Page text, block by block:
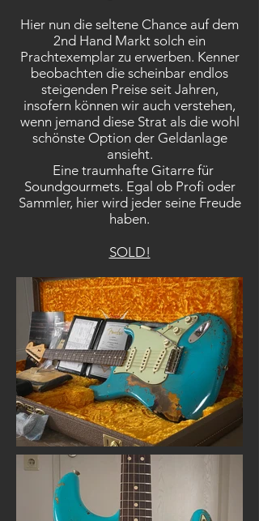
Hier nun die seltene Chance auf dem
2nd Hand Markt solch ein
Prachtexemplar zu erwerben. Kenner
beobachten die scheinbar endlos
steigenden Preise seit Jahren,
insofern können wir auch verstehen,
wenn jemand diese Strat als die wohl
schönste Option der Geldanlage
ansieht.
Eine traumhafte Gitarre für
Soundgourmets. Egal ob Profi oder
Sammler, hier wird jeder seine Freude
haben.
SOLD!